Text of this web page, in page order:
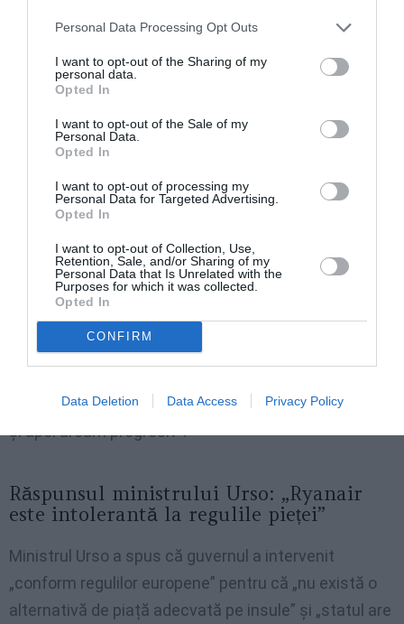
Personal Data Processing Opt Outs
I want to opt-out of the Sharing of my
personal data.
Opted In
I want to opt-out of the Sale of my
Personal Data.
Opted In
I want to opt-out of processing my
Personal Data for Targeted Advertising.
Opted In
I want to opt-out of Collection, Use,
Retention, Sale, and/or Sharing of my
Personal Data that Is Unrelated with the
Purposes for which it was collected.
Opted In
CONFIRM
Data Deletion Data Access Privacy Policy
cu URSS și a spus că sunt „chestii populiste, au
încercat-o la Moscova în 1917”.
Conform raționamentului Ryanair, dacă guvernul
mici și nu convenabile pentru companie,
rezultatul
va fi opus celui dorit:
(întors din Italia) vor fi tăiate.
În plus, Wilson a spus, potrivitfanpage
algoritmi. Nu știm cine ne cumpără biletele la 20, 30,
40 de euro. Nu facem profiluri ale clienților noștri.
Netflix. Începem prin a oferi cele mai mici prețuri mici
și apoi urcăm progresiv”.
Răspunsul ministrului Urso: „Ryanair
este intolerantă la regulile pieței”
Ministrul Urso a spus că guvernul a intervenit
„conform regulilor europene” pentru că „nu există o
alternativă de piață adecvată pe insule” și „statul are